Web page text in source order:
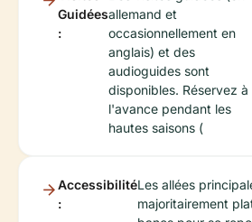
Guidées
:
allemand et
occasionnellement en
anglais) et des
audioguides sont
disponibles. Réservez à
l'avance pendant les
hautes saisons (
Accessibilité
:
Les allées
majoritairement